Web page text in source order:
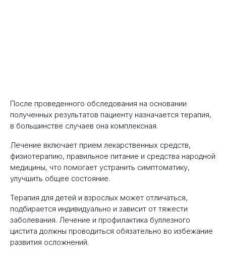
После проведенного обследования на основании
полученных результатов пациенту назначается терапия,
в большинстве случаев она комплексная.
Лечение включает прием лекарственных средств,
физиотерапию, правильное питание и средства народной
медицины, что помогает устранить симптоматику,
улучшить общее состояние.
Терапия для детей и взрослых может отличаться,
подбирается индивидуально и зависит от тяжести
заболевания. Лечение и профилактика буллезного
цистита должны проводиться обязательно во избежание
развития осложнений.